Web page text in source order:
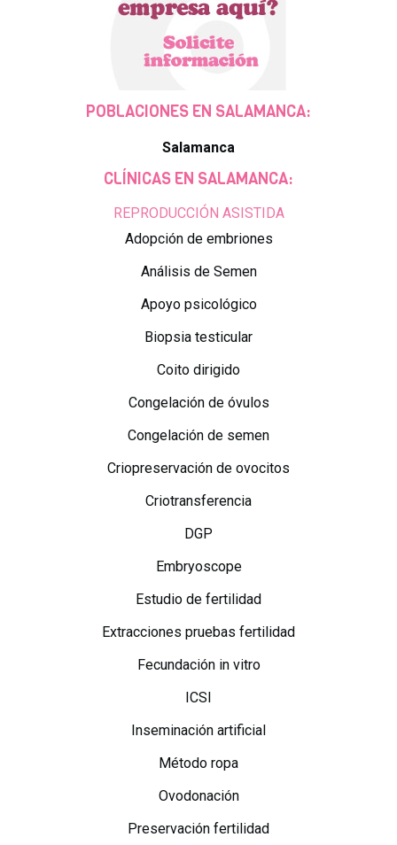
POBLACIONES EN SALAMANCA:
Salamanca
CLÍNICAS EN SALAMANCA:
REPRODUCCIÓN ASISTIDA
Adopción de embriones
Análisis de Semen
Apoyo psicológico
Biopsia testicular
Coito dirigido
Congelación de óvulos
Congelación de semen
Criopreservación de ovocitos
Criotransferencia
DGP
Embryoscope
Estudio de fertilidad
Extracciones pruebas fertilidad
Fecundación in vitro
ICSI
Inseminación artificial
Método ropa
Ovodonación
Preservación fertilidad